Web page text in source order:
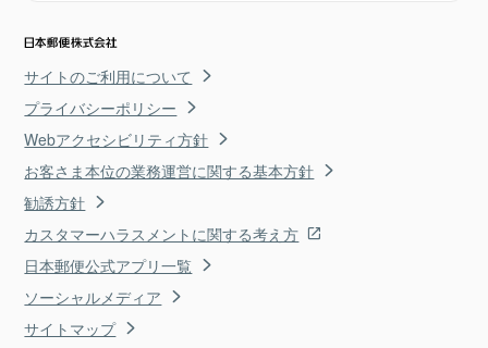
サイトのご利用について
プライバシーポリシー
Webアクセシビリティ方針
お客さま本位の業務運営に関する基本方針
勧誘方針
カスタマーハラスメントに関する考え方
日本郵便公式アプリ一覧
ソーシャルメディア
サイトマップ